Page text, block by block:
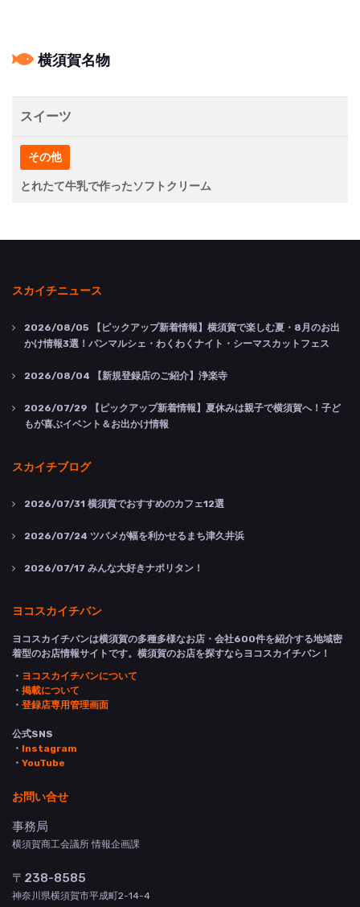
横須賀名物
スイーツ
その他
とれたて牛乳で作ったソフトクリーム
スカイチニュース
2026/08/05 【ピックアップ新着情報】横須賀で楽しむ夏・8月のお出
かけ情報3選！パンマルシェ・わくわくナイト・シーマスカットフェス
2026/08/04 【新規登録店のご紹介】浄楽寺
2026/07/29 【ピックアップ新着情報】夏休みは親子で横須賀へ！子ど
もが喜ぶイベント＆お出かけ情報
スカイチブログ
2026/07/31 横須賀でおすすめのカフェ12選
2026/07/24 ツバメが幅を利かせるまち津久井浜
2026/07/17 みんな大好きナポリタン！
ヨコスカイチバン
ヨコスカイチバンは横須賀の多種多様なお店・会社600件を紹介する地域密
着型のお店情報サイトです。横須賀のお店を探すならヨコスカイチバン！
・ ヨコスカイチバンについて
・ 掲載について
・ 登録店専用管理画面
公式SNS
・ Instagram
・ YouTube
お問い合せ
事務局
横須賀商工会議所 情報企画課
〒238-8585
神奈川県横須賀市平成町2-14-4